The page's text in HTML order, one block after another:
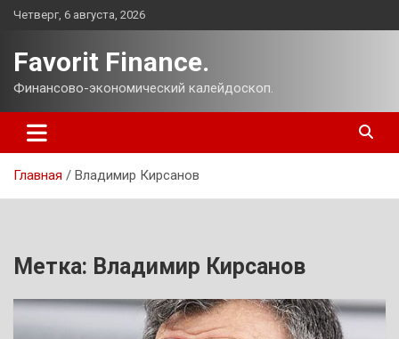
Перейти
Четверг, 6 августа, 2026
Favorit Finance.
Финансово-экономический калейдоскоп.
Главная Владимир Кирсанов
Метка: Владимир Кирсанов